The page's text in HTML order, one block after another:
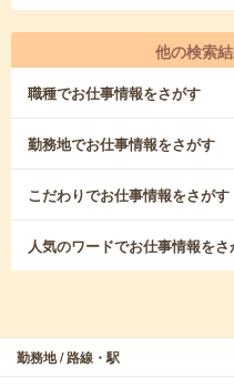
他の検索
職種でお仕事情報をさがす
勤務地でお仕事情報をさがす
こだわりでお仕事情報をさがす
人気のワードでお仕事情報をさ
勤務地 / 路線・駅